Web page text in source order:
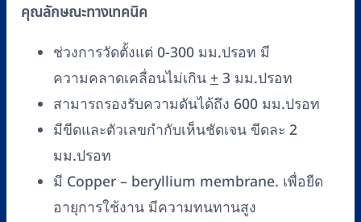
คุณลักษณะทางเทคนิค
ช่วงการวัดตั้งแต่ 0-300 มม.ปรอท มี
ความคลาดเคลื่อนไม่เกิน+3 มม.ปรอท
สามารถรองรับความดันได้ถึง 600 มม.ปรอท
มีขีดและตัวเลขกำกับเห็นชัดเจน ขีดละ 2
มม.ปรอท
มี Copper – beryllium membrane. เพื่อยืด
อายุการใช้งาน มีความทนทานสูง